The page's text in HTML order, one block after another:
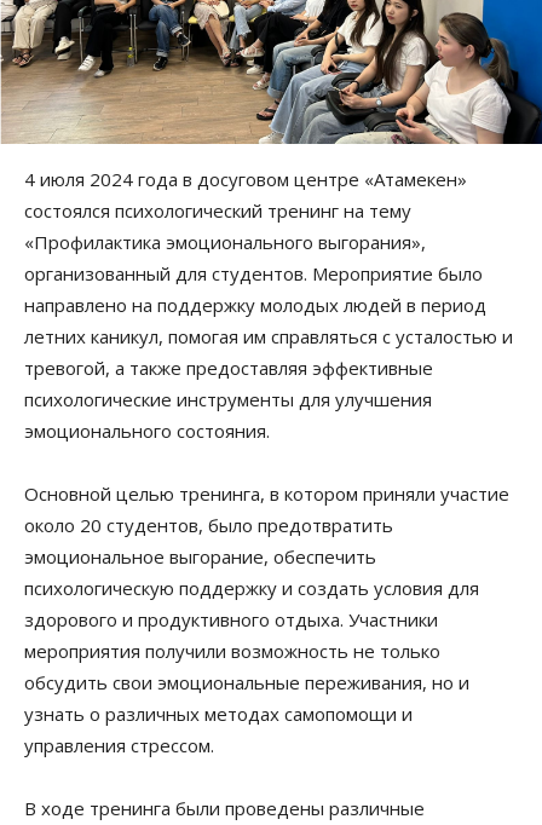
4 июля 2024 года в досуговом центре «Атамекен»
состоялся психологический тренинг на тему
«Профилактика эмоционального выгорания»,
организованный для студентов. Мероприятие было
направлено на поддержку молодых людей в период
летних каникул, помогая им справляться с усталостью и
тревогой, а также предоставляя эффективные
психологические инструменты для улучшения
эмоционального состояния.
Основной целью тренинга, в котором приняли участие
около 20 студентов, было предотвратить
эмоциональное выгорание, обеспечить
психологическую поддержку и создать условия для
здорового и продуктивного отдыха. Участники
мероприятия получили возможность не только
обсудить свои эмоциональные переживания, но и
узнать о различных методах самопомощи и
управления стрессом.
В ходе тренинга были проведены различные